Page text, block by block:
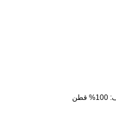
: 100% قطن